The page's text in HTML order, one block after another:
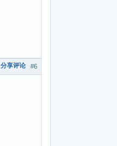
#6
分享评论